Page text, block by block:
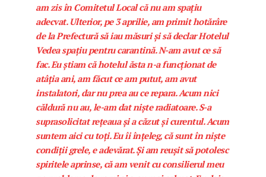
am zis în Comitetul Local că nu am spațiu
adecvat. Ulterior, pe 3 aprilie, am primit hotărâre
de la Prefectură să iau măsuri și să declar Hotelul
Vedea spațiu pentru carantină. N-am avut ce să
fac. Eu știam că hotelul ăsta n-a funcționat de
atâția ani, am făcut ce am putut, am avut
instalatori, dar nu prea au ce repara. Acum nici
căldură nu au, le-am dat niște radiatoare. S-a
suprasolicitat rețeaua și a căzut și curentul. Acum
suntem aici cu toți. Eu îi înțeleg, că sunt în niște
condiții grele, e adevărat. Și am reușit să potolesc
spiritele aprinse, că am venit cu consilierul meu